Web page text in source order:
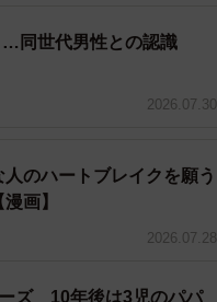
喜ぶ顔が見たいだけ」と
飛び出して…！？
…同世代男性との認識
2026.07.30
のハートブレイクを願う
画】
2026.07.28
ーズ 10年後は3児のパパ